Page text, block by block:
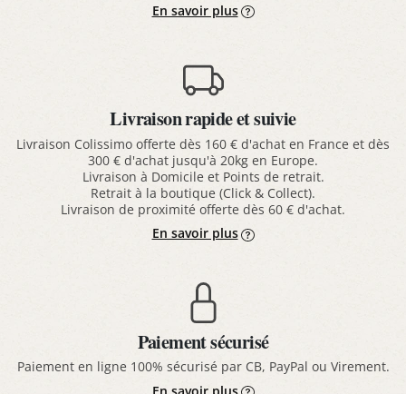
En savoir plus
Livraison rapide et suivie
Livraison Colissimo offerte dès 160 € d'achat en France et dès
300 € d'achat jusqu'à 20kg en Europe.
Livraison à Domicile et Points de retrait.
Retrait à la boutique (Click & Collect).
Livraison de proximité offerte dès 60 € d'achat.
En savoir plus
Paiement sécurisé
Paiement en ligne 100% sécurisé par CB, PayPal ou Virement.